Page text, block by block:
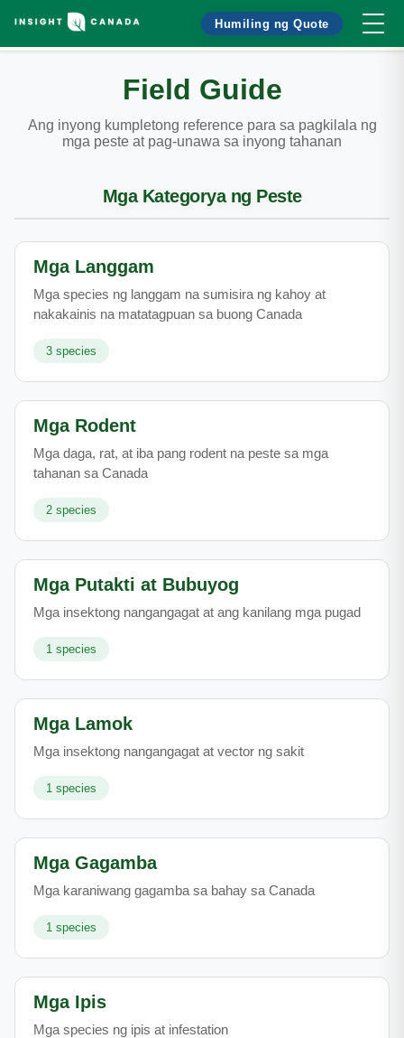
Humiling ng Quote
Field Guide
Ang inyong kumpletong reference para sa pagkilala ng
mga peste at pag-unawa sa inyong tahanan
Mga Kategorya ng Peste
Mga Langgam
Mga species ng langgam na sumisira ng kahoy at
nakakainis na matatagpuan sa buong Canada
3 species
Mga Rodent
Mga daga, rat, at iba pang rodent na peste sa mga
tahanan sa Canada
2 species
Mga Putakti at Bubuyog
Mga insektong nangangagat at ang kanilang mga pugad
1 species
Mga Lamok
Mga insektong nangangagat at vector ng sakit
1 species
Mga Gagamba
Mga karaniwang gagamba sa bahay sa Canada
1 species
Mga Ipis
Mga species ng ipis at infestation